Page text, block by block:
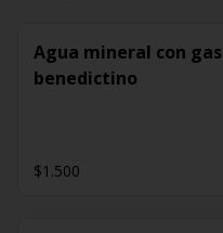
Agua mineral con gas
benedictino
$1.500